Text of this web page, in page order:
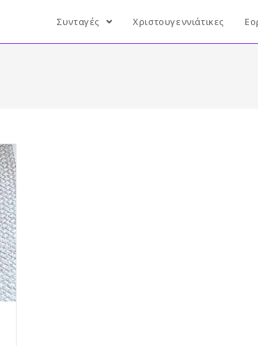
Συνταγές Χριστουγεννιάτικες